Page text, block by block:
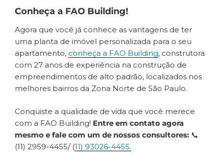
Conheça a FAO Building!
Agora que você já conhece as vantagens de ter
uma planta de imóvel personalizada para o seu
apartamento, conheça a FAO Building, construtora
com 27 anos de experiência na construção de
empreendimentos de alto padrão, localizados nos
melhores bairros da Zona Norte de São Paulo.
Conquiste a qualidade de vida que você merece
com a FAO Building! Entre em contato agora
mesmo e fale com um de nossos consultores: 📞
(11) 2959-4455/ (11) 93026-4455.